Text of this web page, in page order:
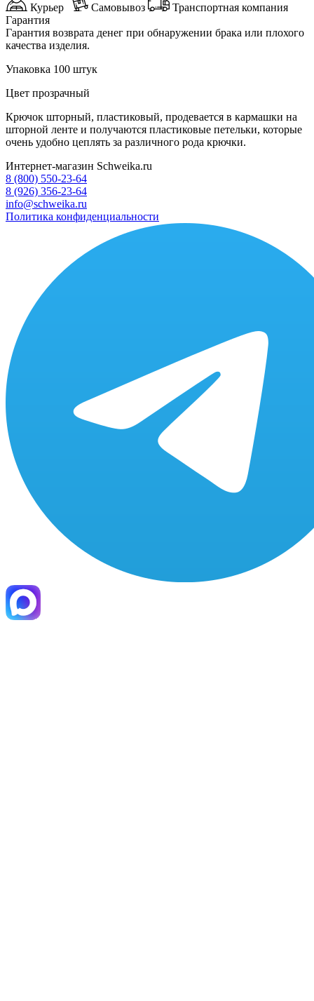
Курьер Самовывоз
Транспортная компания
Гарантия
Гарантия возврата денег при обнаружении брака или плохого
качества изделия.
Упаковка 100 штук
Цвет прозрачный
Крючок шторный, пластиковый, продевается в кармашки на
шторной ленте и получаются пластиковые петельки, которые
очень удобно цеплять за различного рода крючки.
Интернет-магазин Schweika.ru
8 (800) 550-23-64
8 (926) 356-23-64
info@schweika.ru
Политика конфиденциальности